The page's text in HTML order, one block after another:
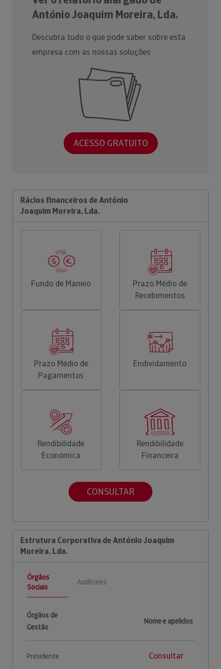
António Joaquim Moreira, Lda.
Descubra tudo o que pode saber sobre esta
empresa com as nossas soluções
ACESSO GRATUITO
Rácios financeiros de António
Joaquim Moreira, Lda.
Fundo de Maneio
Prazo Médio de
Recebimentos
Prazo Médio de
Pagamentos
Endividamento
Rendibilidade
Económica
Rendibilidade
Financeira
CONSULTAR
Estrutura Corporativa de António Joaquim
Moreira, Lda.
Órgãos
Sociais
Auditores
Órgãos de
Gestão
Nome e apelidos
Presidente Consultar